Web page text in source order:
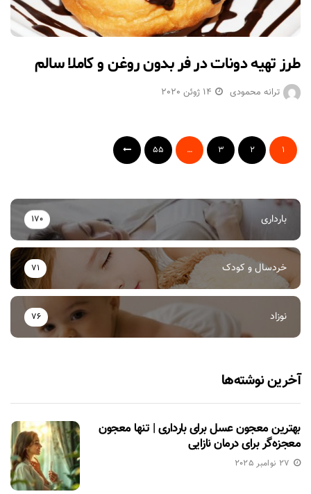
طرز تهیه دونات در فر بدون روغن و کاملا سالم
ترانه محمودی 14 ژوئن 2020
1
2
3
…
55
بارداری 170
خردسال و کودک 71
نوزاد 76
آخرین نوشته‌ها
بهترین معجون عسل برای بارداری | تنها معجون
معجزه‌گر برای درمان نازایی
27 نوامبر 2025